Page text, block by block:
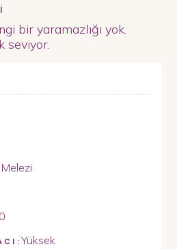
bir yaramazlığı yok.
seviyor.
Yüksek